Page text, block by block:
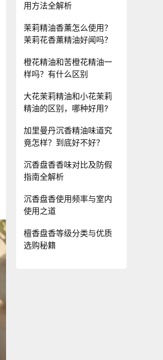
用方法全解析
茉莉精油香薰怎么使用？
茉莉花香薰精油好闻吗？
橙花精油和苦橙花精油一
样吗？有什么区别
大花茉莉精油和小花茉莉
精油的区别，哪种好用?
加里曼丹沉香精油味道究
竟怎样？到底好不好？
沉香盘香香味对比及防假
指南全解析
沉香盘香使用频率与室内
使用之道
檀香盘香等级分类与优质
选购秘籍